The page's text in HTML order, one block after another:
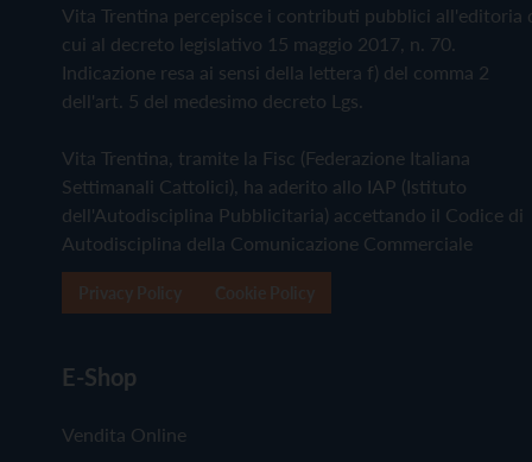
Vita Trentina percepisce i contributi pubblici all'editoria
cui al decreto legislativo 15 maggio 2017, n. 70.
Indicazione resa ai sensi della lettera f) del comma 2
dell'art. 5 del medesimo decreto Lgs.
Vita Trentina, tramite la Fisc (Federazione Italiana
Settimanali Cattolici), ha aderito allo IAP (Istituto
dell'Autodisciplina Pubblicitaria) accettando il Codice di
Autodisciplina della Comunicazione Commerciale
E-Shop
Vendita Online